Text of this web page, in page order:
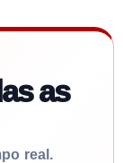
as
real.